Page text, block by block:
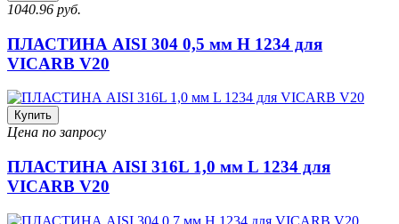
1040.96 руб.
ПЛАСТИНА AISI 304 0,5 мм H 1234 для
VICARB V20
Купить
Цена по запросу
ПЛАСТИНА AISI 316L 1,0 мм L 1234 для
VICARB V20